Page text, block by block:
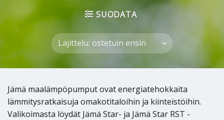
SUODATA
Jämä maalämpöpumput ovat energiatehokkaita
lämmitysratkaisuja omakotitaloihin ja kiinteistöihin.
Valikoimasta löydät Jämä Star- ja Jämä Star RST -